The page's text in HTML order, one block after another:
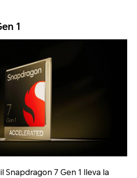
1
Snapdragon 7 Gen 1 lleva la